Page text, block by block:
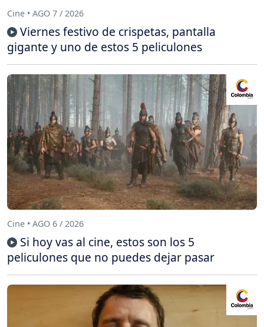
Cine • AGO 7 / 2026
Viernes festivo de crispetas, pantalla
gigante y uno de estos 5 peliculones
Cine • AGO 6 / 2026
Si hoy vas al cine, estos son los 5
peliculones que no puedes dejar pasar